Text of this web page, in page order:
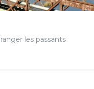
les passants